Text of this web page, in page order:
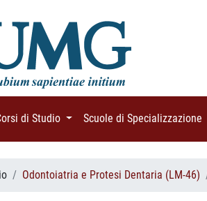
di Studio (current)Scuole di Specializzazione
Odontoiatria e Protesi Dentaria (LM-46)